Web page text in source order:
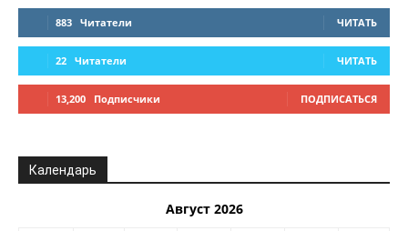
883 Читатели ЧИТАТЬ
22 Читатели ЧИТАТЬ
13,200 Подписчики ПОДПИСАТЬСЯ
Календарь
Август 2026